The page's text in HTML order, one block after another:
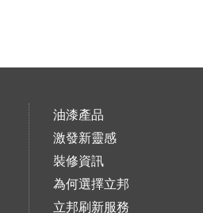
油漆產品
激發新靈感
裝修資訊
為何選擇立邦
立邦刷新服務